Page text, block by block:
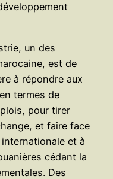
un des
est de
à répondre aux
termes de
pour tirer
et faire face
et à
cédant la
Des